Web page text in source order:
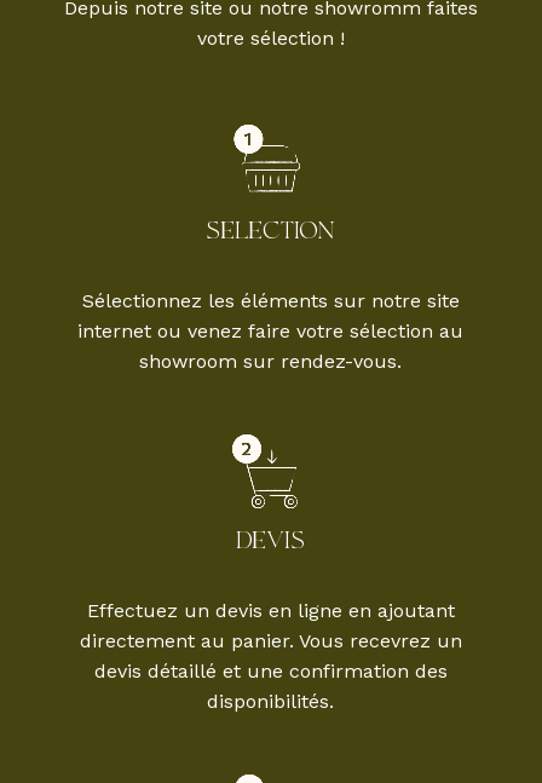
Depuis notre site ou notre showromm faites
votre sélection !
SELECTION
Sélectionnez les éléments sur notre site
internet ou venez faire votre sélection au
showroom sur rendez-vous.
DEVIS
Effectuez un devis en ligne en ajoutant
directement au panier. Vous recevrez un
devis détaillé et une confirmation des
disponibilités.